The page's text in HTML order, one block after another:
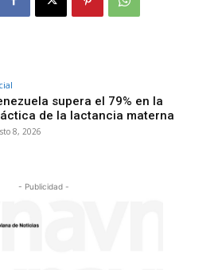
supera el 79% en la
de la lactancia materna
8, 2026
- Publicidad -